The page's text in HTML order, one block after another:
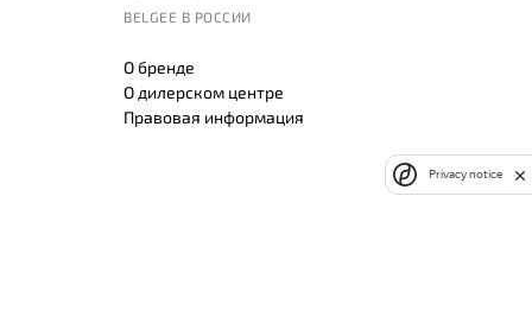
BELGEE В РОССИИ
О бренде
О дилерском центре
Правовая информация
Privacy notice